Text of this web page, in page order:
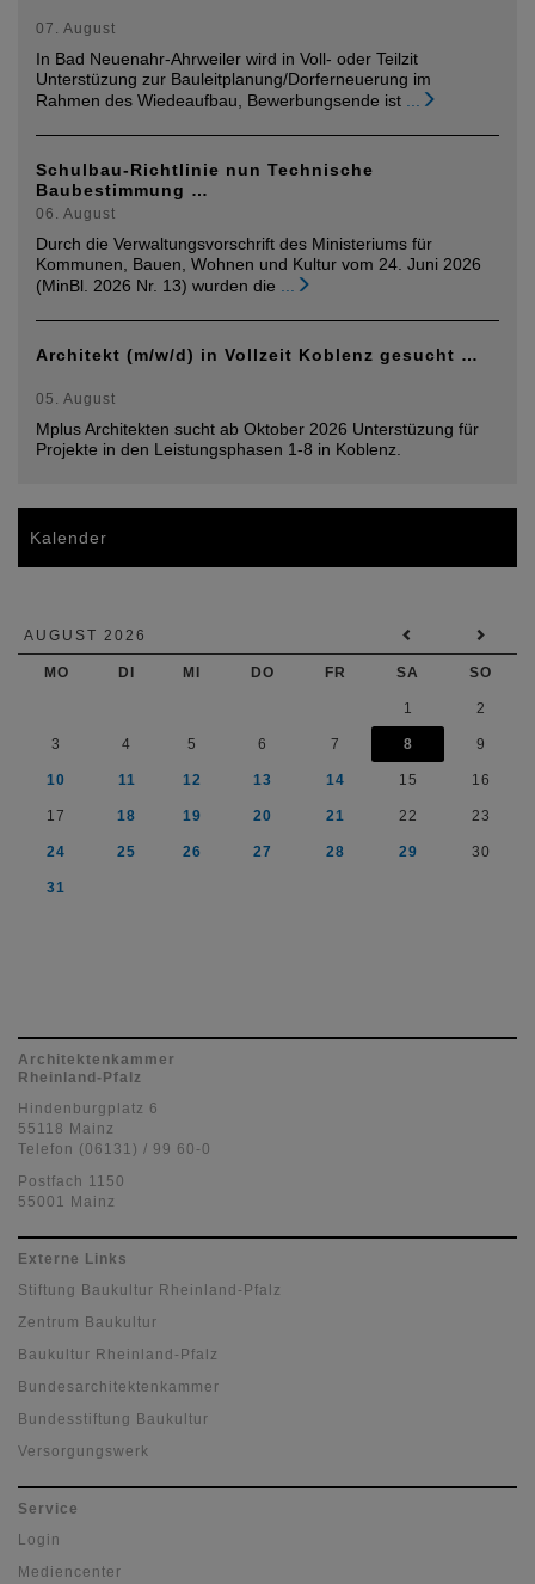
07. August
In Bad Neuenahr-Ahrweiler wird in Voll- oder Teilzit
Unterstüzung zur Bauleitplanung/Dorferneuerung im
Rahmen des Wiedeaufbau, Bewerbungsende ist ...
Schulbau-Richtlinie nun Technische
Baubestimmung …
06. August
Durch die Verwaltungsvorschrift des Ministeriums für
Kommunen, Bauen, Wohnen und Kultur vom 24. Juni 2026
(MinBl. 2026 Nr. 13) wurden die ...
Architekt (m/w/d) in Vollzeit Koblenz gesucht …
05. August
Mplus Architekten sucht ab Oktober 2026 Unterstüzung für
Projekte in den Leistungsphasen 1-8 in Koblenz.
Kalender
AUGUST 2026
MO DI MI DO FR SA SO
1 2
3 4 5 6 7 8 9
10 11 12 13 14 15 16
17 18 19 20 21 22 23
24 25 26 27 28 29 30
31
Architektenkammer
Rheinland-Pfalz
Hindenburgplatz 6
55118 Mainz
Telefon (06131) / 99 60-0
Postfach 1150
55001 Mainz
Externe Links
Stiftung Baukultur Rheinland-Pfalz
Zentrum Baukultur
Baukultur Rheinland-Pfalz
Bundesarchitektenkammer
Bundesstiftung Baukultur
Versorgungswerk
Service
Login
Mediencenter